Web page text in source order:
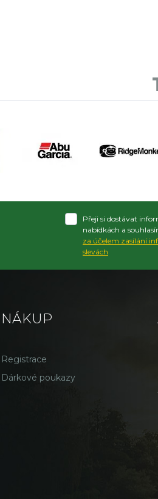
Přeji si dostávat
nabídkách a
za účelem zasílání
slevách
NÁKUP
Registrace
Dárkové poukazy